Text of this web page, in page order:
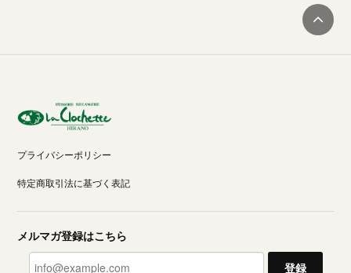
プライバシーポリシー
特定商取引法に基づく表記
メルマガ登録はこちら
登録